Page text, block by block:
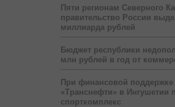
Пяти регионам Северного
правительство России
миллиарда рублей
Бюджет республики
млн рублей в год от
При финансовой поддержке
«Транснефти» в Ингушетии
спорткомплекс